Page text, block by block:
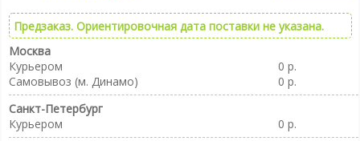
Предзаказ. Ориентировочная дата поставки не указана.
Москва
Курьером
0 р.
Самовывоз (м. Динамо)
0 р.
Санкт-Петербург
Курьером
0 р.